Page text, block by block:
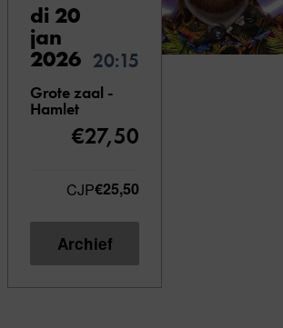
di 20
jan
2026 20:15
Grote zaal -
Hamlet
€27,50
CJP€25,50
Archief